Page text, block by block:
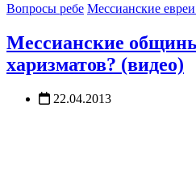
Вопросы ребе Мессианские
Мессианские
харизматов? (видео)
22.04.2013